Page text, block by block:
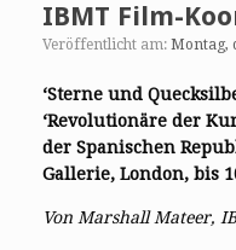
IBMT Film-
Veröffentlicht am: Montag,
‘Sterne und
‘Revolutionäre der
der Spanischen
Gallerie, London, bis
Von Marshall Mateer,